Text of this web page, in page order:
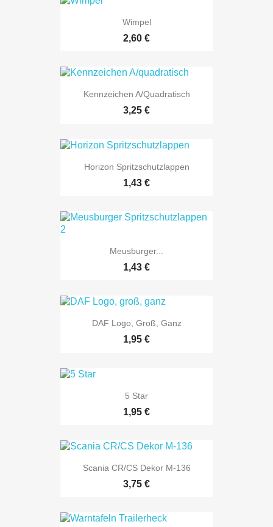
Wimpel
2,60 €
Kennzeichen A/quadratisch
3,25 €
Horizon Spritzschutzlappen
1,43 €
Meusburger...
1,43 €
DAF Logo, Groß, Ganz
1,95 €
5 Star
1,95 €
Scania CR/CS Dekor M-136
3,75 €